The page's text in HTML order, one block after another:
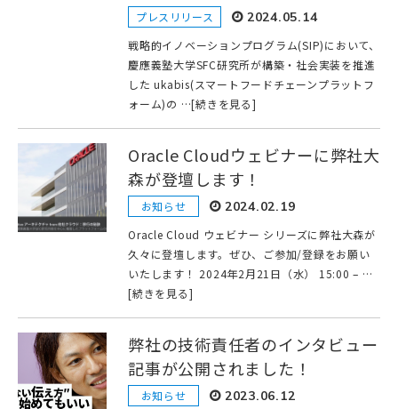
プレスリリース 2024.05.14
戦略的イノベーションプログラム(SIP)において、
慶應義塾大学SFC研究所が構築・社会実装を推進
した ukabis(スマートフードチェーンプラットフ
ォーム)の …[続きを見る]
Oracle Cloudウェビナーに弊社大
森が登壇します！
お知らせ 2024.02.19
Oracle Cloud ウェビナー シリーズに弊社大森が
久々に登壇します。ぜひ、ご参加/登録をお願い
いたします！ 2024年2月21日（水） 15:00 – …
[続きを見る]
弊社の技術責任者のインタビュー
記事が公開されました！
お知らせ 2023.06.12